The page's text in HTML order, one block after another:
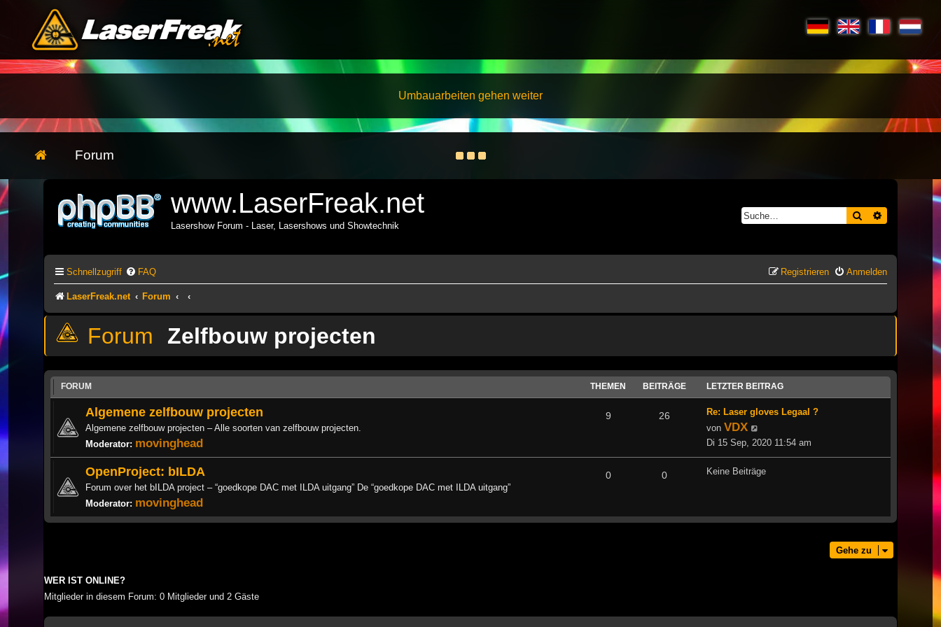
Umbauarbeiten gehen weiter
Forum
www.LaserFreak.net
Lasershow Forum - Laser, Lasershows und Showtechnik
Suche
Schnellzugriff FAQ Anmelden
Registrieren
LaserFreak.net Forum
Zelfbouw projecten
FORUM THEMEN BEITRÄGE LETZTER BEITRAG
Algemene zelfbouw projecten
Algemene zelfbouw projecten – Alle soorten van zelfbouw projecten.
Moderator: movinghead
9 26
Re: Laser gloves Legaal ?
von VDX
Beitrag
Di 15 Sep, 2020 11:54 am
OpenProject: bILDA
Forum over het bILDA project – “goedkope DAC met ILDA uitgang” De “goedkope DAC met ILDA uitgang”
Moderator: movinghead
0 0 Keine Beiträge
Gehe zu
WER IST ONLINE?
Mitglieder in diesem Forum: 0 Mitglieder und 2 Gäste